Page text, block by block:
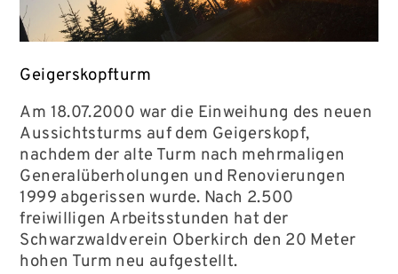
Geigerskopfturm
Am 18.07.2000 war die Einweihung des neuen
Aussichtsturms auf dem Geigerskopf,
nachdem der alte Turm nach mehrmaligen
Generalüberholungen und Renovierungen
1999 abgerissen wurde. Nach 2.500
freiwilligen Arbeitsstunden hat der
Schwarzwaldverein Oberkirch den 20 Meter
hohen Turm neu aufgestellt.